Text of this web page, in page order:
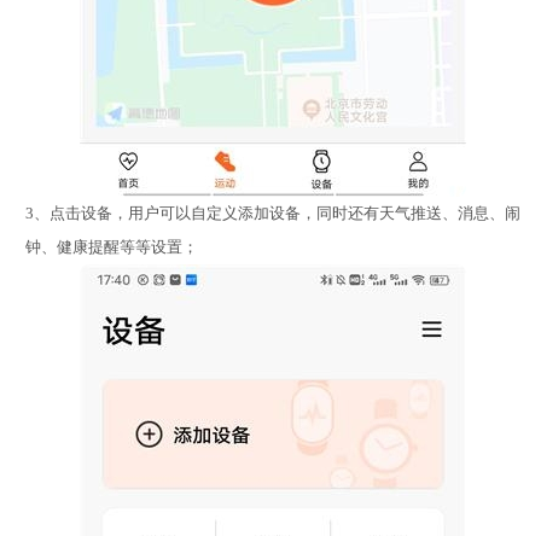
3、点击设备，用户可以自定义添加设备，同时还有天气推送、消息、闹
钟、健康提醒等等设置；